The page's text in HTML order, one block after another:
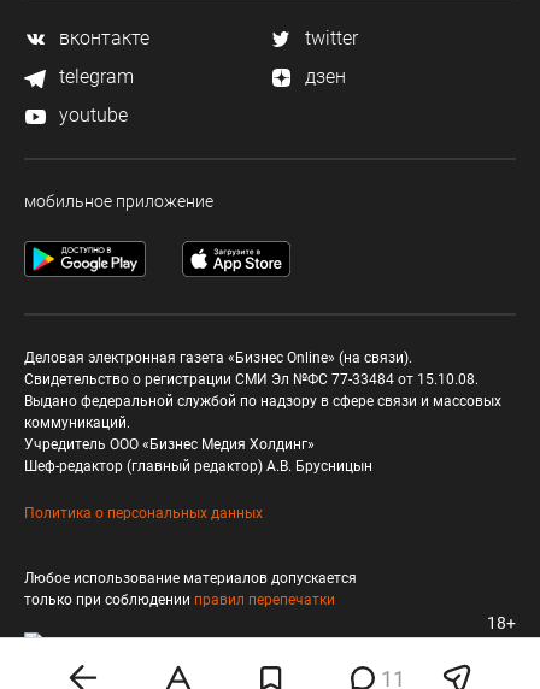
11
вконтакте
twitter
telegram
дзен
youtube
мобильное приложение
Деловая электронная газета «Бизнес Online» (на связи).
Свидетельство о регистрации СМИ Эл №ФС 77-33484 от 15.10.08.
Выдано федеральной службой по надзору в сфере связи и массовых
коммуникаций.
Учредитель ООО «Бизнес Медия Холдинг»
Шеф-редактор (главный редактор) А.В. Брусницын
Политика о персональных данных
Любое использование материалов допускается
только при соблюдении правил перепечатки
18+